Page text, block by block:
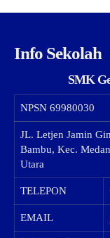
Info Sekolah
SMK
NPSN 69980030
JL. Letjen Jamin
Bambu, Kec.
Utara
TELEPON
EMAIL